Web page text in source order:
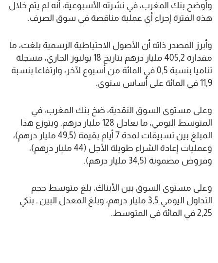
وأوضح بنك المغرب، في نشرته الأسبوعية، أنه لم يتم خلال
هذه الفترة إجراء أي عملية مناقصة في سوق الصرف.
وأبرز المصدر ذاته أن الأصول الاحتياطية الرسمية بلغت، ما
مقداره 405,2 مليار درهم بتاريخ 18 يوليوز الجاري، مسجلة
تناميا بنسبة 0,5 في المائة من أسبوع لآخر، وارتفاعا بنسبة
11,9 في المائة على أساس سنوي.
وعلى مستوى السوق النقدية، ضخ بنك المغرب، في
المتوسط اليومي، ما يعادل 128 مليار درهم. ويتوزع هذا
المبلغ بين تسبيقات لمدة 7 أيام بقيمة (49,5 مليار درهم)،
وعمليات إعادة الشراء طويلة الأجل (44 مليار درهم)،
وقروض مضمونة (34,5 مليار درهم).
وعلى مستوى السوق بين الأبناك، بلغ متوسط حجم
التداول اليومي 3,5 مليار درهم، وبلغ المعدل البين ـ بنكي
2,25 في المائة في المتوسط.